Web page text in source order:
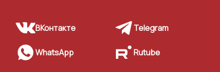
ВКонтакте Telegram
WhatsApp Rutube